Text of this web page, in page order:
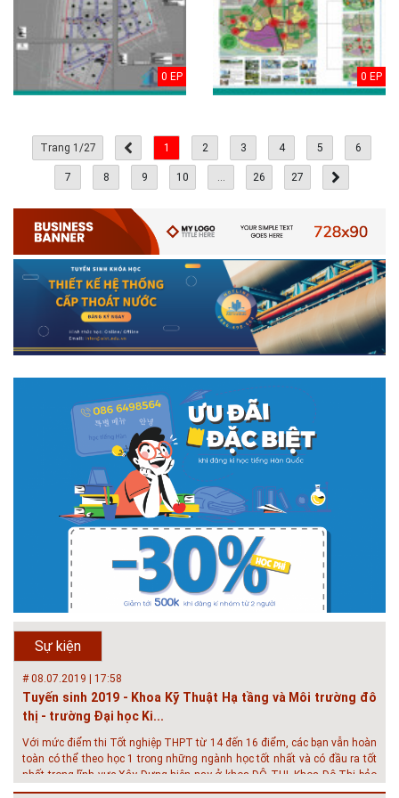
0 EP 0 EP
Trang 1/27 1 2 3 4 5 6
7 8 9 10 26 27
Sự kiện
# 05.04.2025 | 17:16
Tuyển sinh 2025, Khoa kỹ thuật hạ tầng và môi trường đô thị
- Đại học Kiến trúc...
Thông tin tuyển sinh đại học 2025 Khoa kỹ thuật hạ tầng và môi trường
đô thị - Đại học Kiến trúc Hà Nội Tuyển sinh đại học với 280 chỉ tiêu, thời
gian đào tạo 4,5 năm
# 05.04.2020 | 20:30
GIAO LƯU TRỰC TUYẾN - TƯ VẤN TUYỂN SINH ĐẠI HỌC
CHÍNH QUY ĐẠI HỌC KIẾN TRÚC NĂM...
Năm nay, kỳ thi THPT quốc gia dự kiến diễn ra vào tháng 8. Trường Đại
học Kiến trúc Hà Nội chúc các bạn học sinh cuối cấp ôn thi thật tốt MỜI
QUÝ PHỤ HUYNH VÀ CÁC EM ĐÓN XEM GIAO LƯU TRỰC TUYẾN "TƯ
VẤN TUYỂN SINH ĐẠI H...
# 08.07.2019 | 17:58
Tuyến sinh 2019 - Khoa Kỹ Thuật Hạ tầng và Môi trường đô
thị - trường Đại học Ki...
Với mức điểm thi Tốt nghiệp THPT từ 14 đến 16 điểm, các bạn vẫn hoàn
toàn có thể theo học 1 trong những ngành học tốt nhất và có đầu ra tốt
nhất trong lĩnh vực Xây Dựng hiện nay ở khoa ĐÔ THỊ. Khoa Đô Thị bảo
đảm 100% t...